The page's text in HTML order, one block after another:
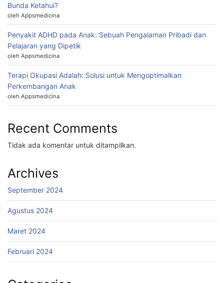
Bunda Ketahui?
oleh Appsmedicina
Penyakit ADHD pada Anak: Sebuah Pengalaman Pribadi dan
Pelajaran yang Dipetik
oleh Appsmedicina
Terapi Okupasi Adalah: Solusi untuk Mengoptimalkan
Perkembangan Anak
oleh Appsmedicina
Recent Comments
Tidak ada komentar untuk ditampilkan.
Archives
September 2024
Agustus 2024
Maret 2024
Februari 2024